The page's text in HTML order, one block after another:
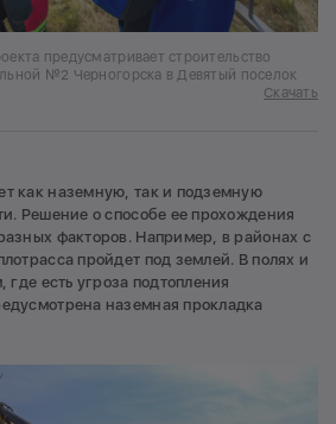
предусматривает строительство
№2 Черногорска в Девятый поселок
Скачать
как наземную, так и подземную
Решение о способе ее прохождения
факторов. Например, в районах с
пройдет под землей. В полях и
есть угроза подтопления
наземная прокладка